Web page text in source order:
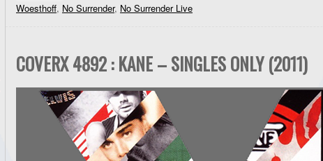
Woesthoff, No Surrender, No Surrender Live
COVERX 4892 : KANE – SINGLES ONLY (2011)